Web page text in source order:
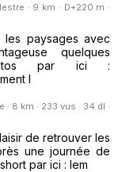
· 9 km · D+220 m ·
paysages avec
quelques
par ici :
l
8 km · 233 vus · 34 dl ·
de retrouver les
une journée de
par ici : lem